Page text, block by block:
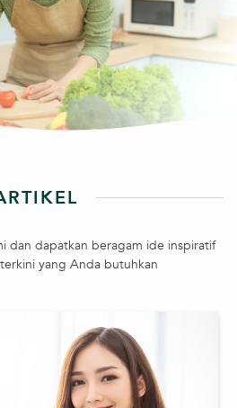
dan dapatkan beragam ide inspiratif
yang Anda butuhkan